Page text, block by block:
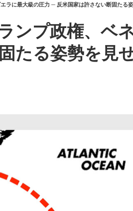
ラに最大級の圧力 ─ 反米国家は許さない断固たる
ンプ政権、ベ
たる姿勢を見